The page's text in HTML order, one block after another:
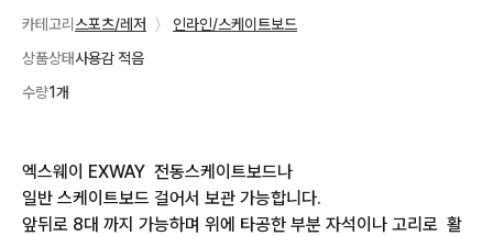
카테고리 스포츠/레저 〉
인라인/스케이트보드
상품상태사용감 적음
수량1개
엑스웨이 EXWAY  전동스케이트보드나
일반 스케이트보드 걸어서 보관 가능합니다.
앞뒤로 8대 까지 가능하며 위에 타공한 부분 자석이나 고리로  활